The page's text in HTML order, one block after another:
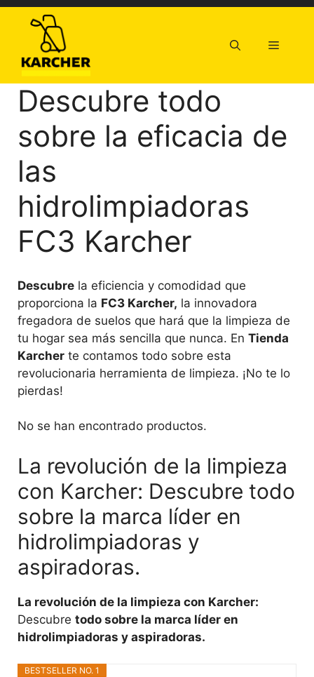
Saltar
contenido
Menú
Descubre todo
sobre la eficacia de
las
hidrolimpiadoras
FC3 Karcher
Descubre la eficiencia y comodidad que
proporciona la FC3 Karcher, la innovadora
fregadora de suelos que hará que la limpieza de
tu hogar sea más sencilla que nunca. En Tienda
Karcher te contamos todo sobre esta
revolucionaria herramienta de limpieza. ¡No te lo
pierdas!
No se han encontrado productos.
La revolución de la limpieza
con Karcher: Descubre todo
sobre la marca líder en
hidrolimpiadoras y
aspiradoras.
La revolución de la limpieza con Karcher:
Descubre todo sobre la marca líder en
hidrolimpiadoras y aspiradoras.
BESTSELLER NO. 1